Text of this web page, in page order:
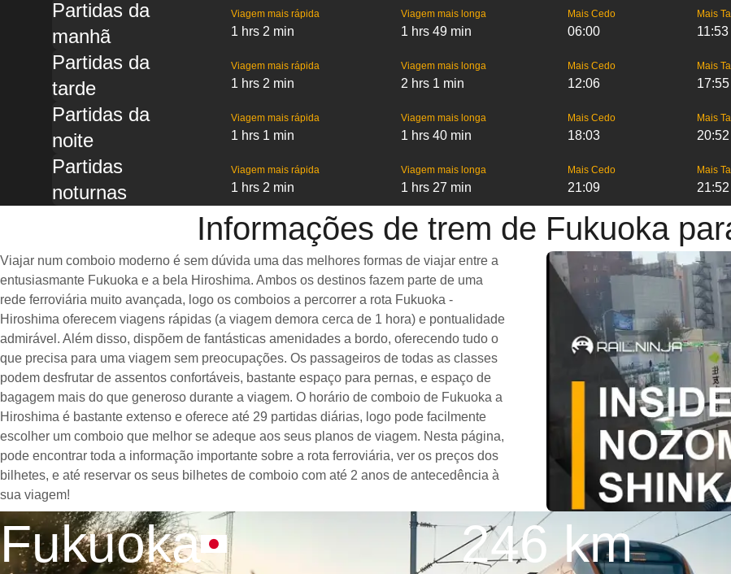
Partidas da
manhã
Viagem mais rápida
1 hrs 2 min
Viagem mais longa
1 hrs 49 min
Mais Cedo
06:00
Mais
11:53
Partidas da
tarde
Viagem mais rápida
1 hrs 2 min
Viagem mais longa
2 hrs 1 min
Mais Cedo
12:06
Mais
17:55
Partidas da
noite
Viagem mais rápida
1 hrs 1 min
Viagem mais longa
1 hrs 40 min
Mais Cedo
18:03
Mais
20:52
Partidas
noturnas
Viagem mais rápida
1 hrs 2 min
Viagem mais longa
1 hrs 27 min
Mais Cedo
21:09
Mais
21:52
Informações de trem de Fukuoka
Viajar num comboio moderno é sem dúvida uma das melhores formas de viajar entre a
entusiasmante Fukuoka e a bela Hiroshima. Ambos os destinos fazem parte de uma
rede ferroviária muito avançada, logo os comboios a percorrer a rota Fukuoka -
Hiroshima oferecem viagens rápidas (a viagem demora cerca de 1 hora) e pontualidade
admirável. Além disso, dispõem de fantásticas amenidades a bordo, oferecendo tudo o
que precisa para uma viagem sem preocupações. Os passageiros de todas as classes
podem desfrutar de assentos confortáveis, bastante espaço para pernas, e espaço de
bagagem mais do que generoso durante a viagem. O horário de comboio de Fukuoka a
Hiroshima é bastante extenso e oferece até 29 partidas diárias, logo pode facilmente
escolher um comboio que melhor se adeque aos seus planos de viagem. Nesta página,
pode encontrar toda a informação importante sobre a rota ferroviária, ver os preços dos
bilhetes, e até reservar os seus bilhetes de comboio com até 2 anos de antecedência à
sua viagem!
Fukuoka 246 km